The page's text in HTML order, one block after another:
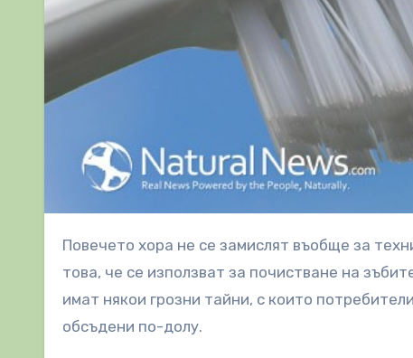
Повечето хора не се замислят въобще за техните четки за зъби – и ако го правят, то е най-вече относно
това, че се използват за почистване на
имат някои грозни тайни, с които
обсъдени по-долу.